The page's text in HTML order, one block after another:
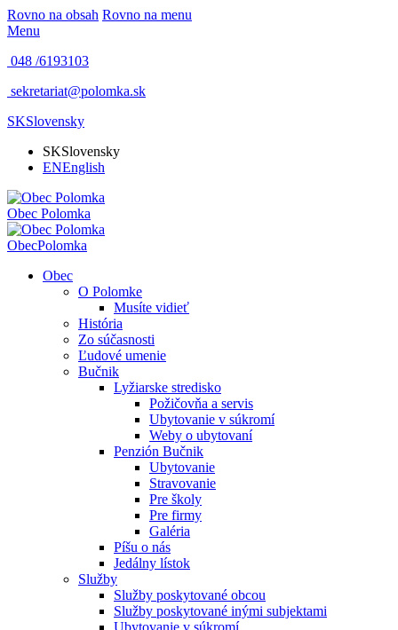
Rovno na obsah Rovno na menu
Menu
048 /6193103
sekretariat@polomka.sk
SKSlovensky
SKSlovensky
ENEnglish
Obec Polomka
ObecPolomka
Obec
O Polomke
Musíte vidieť
História
Zo súčasnosti
Ľudové umenie
Bučnik
Lyžiarske stredisko
Požičovňa a servis
Ubytovanie v súkromí
Weby o ubytovaní
Penzión Bučnik
Ubytovanie
Stravovanie
Pre školy
Pre firmy
Galéria
Píšu o nás
Jedálny lístok
Služby
Služby poskytované obcou
Služby poskytované inými subjektami
Ubytovanie v súkromí